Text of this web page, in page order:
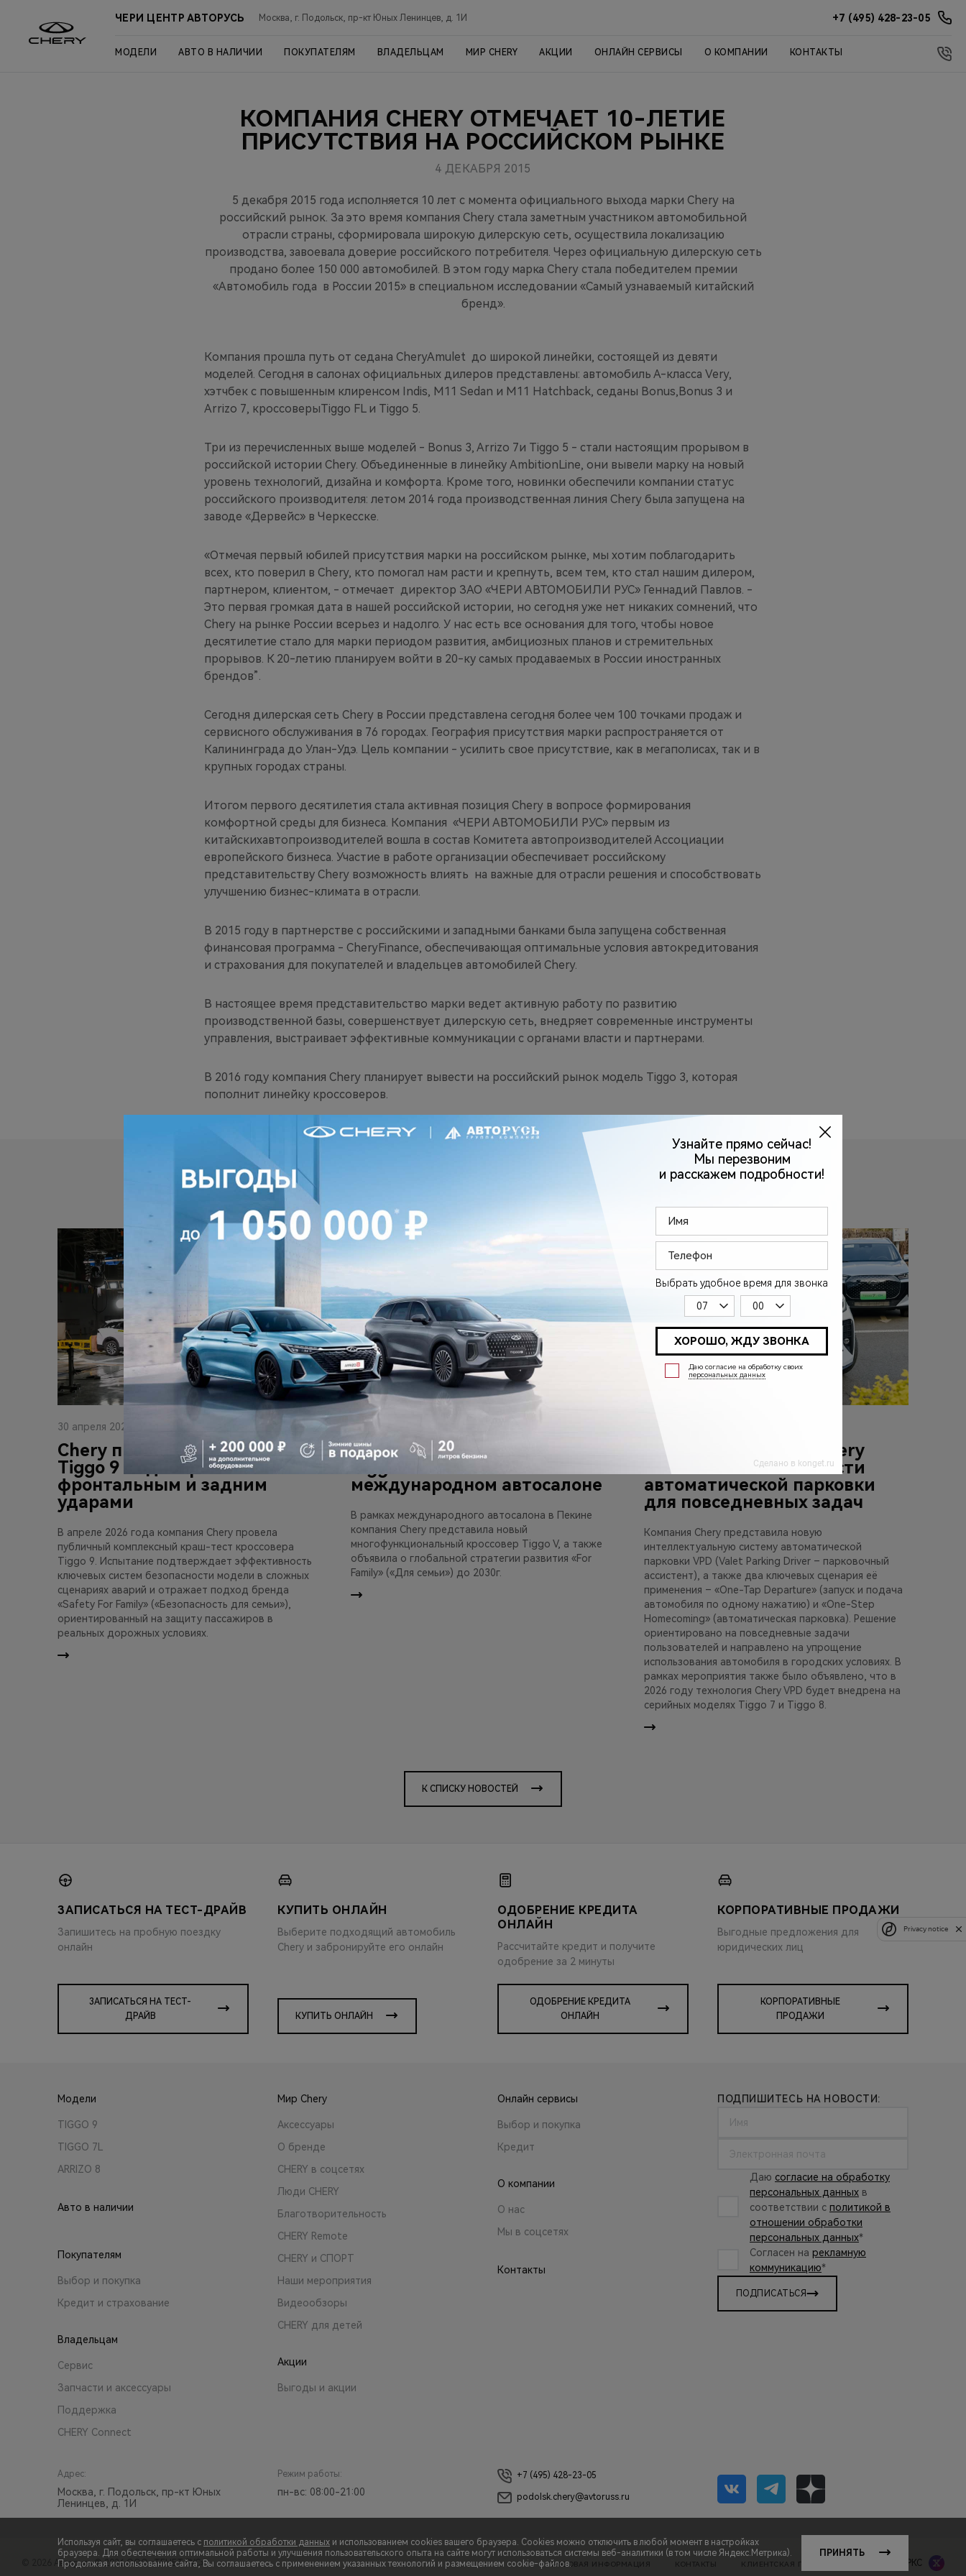
ЧЕРИ ЦЕНТР АВТОРУСЬ Москва, г. Подольск, пр-кт Юных Ленинцев, д. 1И +7 (495) 428-23-05
МОДЕЛИ АВТО В НАЛИЧИИ ПОКУПАТЕЛЯМ ВЛАДЕЛЬЦАМ МИР CHERY АКЦИИ ОНЛАЙН СЕРВИСЫ О КОМПАНИИ КОНТАКТЫ
КОМПАНИЯ CHERY ОТМЕЧАЕТ 10-ЛЕТИЕ
ПРИСУТСТВИЯ НА РОССИЙСКОМ РЫНКЕ
4 ДЕКАБРЯ 2015
5 декабря 2015 года исполняется 10 лет с момента официального выхода марки Chery на
российский рынок. За это время компания Chery стала заметным участником автомобильной
отрасли страны, сформировала широкую дилерскую сеть, осуществила локализацию
производства, завоевала доверие российского потребителя. Через официальную дилерскую сеть
продано более 150 000 автомобилей. В этом году марка Chery стала победителем премии
«Автомобиль года в России 2015» в специальном исследовании «Самый узнаваемый китайский
бренд».
Компания прошла путь от седана CheryAmulet до широкой линейки, состоящей из девяти
моделей. Сегодня в салонах официальных дилеров представлены: автомобиль А-класса Very,
хэтчбек с повышенным клиренсом Indis, М11 Sedan и M11 Hatchback, седаны Bonus,Bonus 3 и
Arrizo 7, кроссоверыTiggo FL и Tiggo 5.
Три из перечисленных выше моделей - Bonus 3, Arrizo 7и Tiggo 5 - стали настоящим прорывом в
российской истории Chery. Объединенные в линейку AmbitionLine, они вывели марку на новый
уровень технологий, дизайна и комфорта. Кроме того, новинки обеспечили компании статус
российского производителя: летом 2014 года производственная линия Chery была запущена на
заводе «Дервейс» в Черкесске.
«Отмечая первый юбилей присутствия марки на российском рынке, мы хотим поблагодарить
всех, кто поверил в Chery, кто помогал нам расти и крепнуть, всем тем, кто стал нашим дилером,
партнером, клиентом, - отмечает директор ЗАО «ЧЕРИ АВТОМОБИЛИ РУС» Геннадий Павлов. -
Это первая громкая дата в нашей российской истории, но сегодня уже нет никаких сомнений, что
Chery на рынке России всерьез и надолго. У нас есть все основания для того, чтобы новое
десятилетие стало для марки периодом развития, амбициозных планов и стремительных
прорывов. К 20-летию планируем войти в 20-ку самых продаваемых в России иностранных
брендов”.
Сегодня дилерская сеть Chery в России представлена сегодня более чем 100 точками продаж и
сервисного обслуживания в 76 городах. География присутствия марки распространяется от
Калининграда до Улан-Удэ. Цель компании - усилить свое присутствие, как в мегаполисах, так и в
крупных городах страны.
Итогом первого десятилетия стала активная позиция Chery в вопросе формирования
комфортной среды для бизнеса. Компания «ЧЕРИ АВТОМОБИЛИ РУС» первым из
китайскихавтопроизводителей вошла в состав Комитета автопроизводителей Ассоциации
европейского бизнеса. Участие в работе организации обеспечивает российскому
представительству Chery возможность влиять на важные для отрасли решения и способствовать
улучшению бизнес-климата в отрасли.
В 2015 году в партнерстве с российскими и западными банками была запущена собственная
финансовая программа - CheryFinance, обеспечивающая оптимальные условия автокредитования
и страхования для покупателей и владельцев автомобилей Chery.
В настоящее время представительство марки ведет активную работу по развитию
производственной базы, совершенствует дилерскую сеть, внедряет современные инструменты
управления, выстраивает эффективные коммуникации с органами власти и партнерами.
В 2016 году компания Chery планирует вывести на российский рынок модель Tiggo 3, которая
пополнит линейку кроссоверов.
30 апреля 2026
Chery провела краш-тест
Tiggo 9 с одновременными
фронтальным и задним
ударами
В апреле 2026 года компания Chery провела
публичный комплексный краш-тест кроссовера
Tiggo 9. Испытание подтверждает эффективность
ключевых систем безопасности модели в сложных
сценариях аварий и отражает подход бренда
«Safety For Family» («Безопасность для семьи»),
ориентированный на защиту пассажиров в
реальных дорожных условиях.
Chery представила новый
Tiggo V на Пекинском
международном автосалоне
В рамках международного автосалона в Пекине
компания Chery представила новый
многофункциональный кроссовер Tiggo V, а также
объявила о глобальной стратегии развития «For
Family» («Для семьи») до 2030г.
Мировая премьера Chery
VPD: новые возможности
автоматической парковки
для повседневных задач
Компания Chery представила новую
интеллектуальную систему автоматической
парковки VPD (Valet Parking Driver – парковочный
ассистент), а также два ключевых сценария её
применения – «One-Tap Departure» (запуск и подача
автомобиля по одному нажатию) и «One-Step
Homecoming» (автоматическая парковка). Решение
ориентировано на повседневные задачи
пользователей и направлено на упрощение
использования автомобиля в городских условиях. В
рамках мероприятия также было объявлено, что в
2026 году технология Chery VPD будет внедрена на
серийных моделях Tiggo 7 и Tiggo 8.
К СПИСКУ НОВОСТЕЙ
ЗАПИСАТЬСЯ НА ТЕСТ-ДРАЙВ
Запишитесь на пробную поездку
онлайн
ЗАПИСАТЬСЯ НА ТЕСТ-
ДРАЙВ
КУПИТЬ ОНЛАЙН
Выберите подходящий автомобиль
Chery и забронируйте его онлайн
КУПИТЬ ОНЛАЙН
ОДОБРЕНИЕ КРЕДИТА
ОНЛАЙН
Рассчитайте кредит и получите
одобрение за 2 минуты
ОДОБРЕНИЕ КРЕДИТА
ОНЛАЙН
КОРПОРАТИВНЫЕ ПРОДАЖИ
Выгодные предложения для
юридических лиц
КОРПОРАТИВНЫЕ
ПРОДАЖИ
Модели
TIGGO 9
TIGGO 7L
ARRIZO 8
Авто в наличии
Покупателям
Выбор и покупка
Кредит и страхование
Владельцам
Сервис
Запчасти и аксессуары
Поддержка
CHERY Connect
Мир Chery
Аксессуары
О бренде
CHERY в соцсетях
Люди CHERY
Благотворительность
CHERY Remote
CHERY и СПОРТ
Наши мероприятия
Видеообзоры
CHERY для детей
Акции
Выгоды и акции
Онлайн сервисы
Выбор и покупка
Кредит
О компании
О нас
Мы в соцсетях
Контакты
ПОДПИШИТЕСЬ НА НОВОСТИ:
Даю согласие на обработку
персональных данных в
соответствии с политикой в
отношении обработки
персональных данных*
Согласен на рекламную
коммуникацию*
ПОДПИСАТЬСЯ
Адрес:
Москва, г. Подольск, пр-кт Юных
Ленинцев, д. 1И
Режим работы:
пн-вс: 08:00-21:00
+7 (495) 428-23-05
podolsk.chery@avtoruss.ru
© 2026 Авторусь © 2026 ООО «ТЕНЕТ РУС» ПРАВОВАЯ ИНФОРМАЦИЯ КОНТАКТЫ КЛИЕНТСКАЯ ПОДДЕРЖКА Сделано в ПЕРКС
Используя сайт, вы соглашаетесь с политикой обработки данных и использованием cookies вашего браузера. Cookies можно отключить в любой момент в настройках
браузера. Для обеспечения оптимальной работы и улучшения пользовательского опыта на сайте могут использоваться системы веб-аналитики (в том числе Яндекс.Метрика).
Продолжая использование сайта, Вы соглашаетесь с применением указанных технологий и размещением cookie-файлов.
ПРИНЯТЬ
Privacy notice